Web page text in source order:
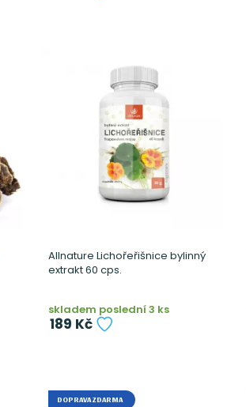
Allnature Lichořeřišnice bylinný
extrakt 60 cps.
skladem poslední 3 ks
189 Kč
DOPRAVA ZDARMA